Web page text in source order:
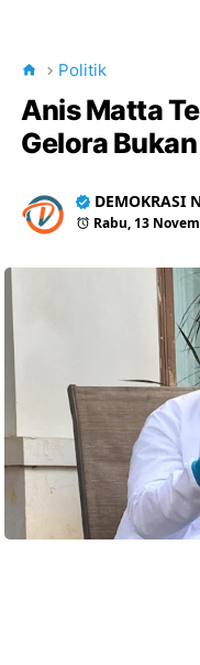
Politik
Anis Matta
Gelora
DEMOKRASI
Rabu, 13